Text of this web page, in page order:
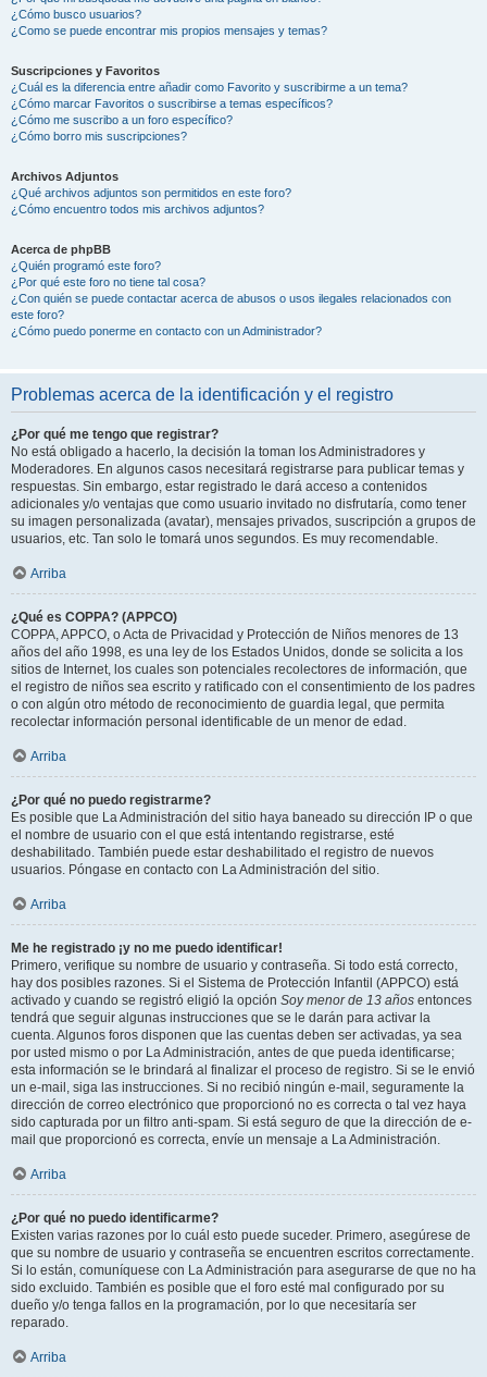
¿Cómo busco usuarios?
¿Como se puede encontrar mis propios mensajes y temas?
Suscripciones y Favoritos
¿Cuál es la diferencia entre añadir como Favorito y suscribirme a un tema?
¿Cómo marcar Favoritos o suscribirse a temas específicos?
¿Cómo me suscribo a un foro específico?
¿Cómo borro mis suscripciones?
Archivos Adjuntos
¿Qué archivos adjuntos son permitidos en este foro?
¿Cómo encuentro todos mis archivos adjuntos?
Acerca de phpBB
¿Quién programó este foro?
¿Por qué este foro no tiene tal cosa?
¿Con quién se puede contactar acerca de abusos o usos ilegales relacionados con
este foro?
¿Cómo puedo ponerme en contacto con un Administrador?
Problemas acerca de la identificación y el registro
¿Por qué me tengo que registrar?
No está obligado a hacerlo, la decisión la toman los Administradores y
Moderadores. En algunos casos necesitará registrarse para publicar temas y
respuestas. Sin embargo, estar registrado le dará acceso a contenidos
adicionales y/o ventajas que como usuario invitado no disfrutaría, como tener
su imagen personalizada (avatar), mensajes privados, suscripción a grupos de
usuarios, etc. Tan solo le tomará unos segundos. Es muy recomendable.
Arriba
¿Qué es COPPA? (APPCO)
COPPA, APPCO, o Acta de Privacidad y Protección de Niños menores de 13
años del año 1998, es una ley de los Estados Unidos, donde se solicita a los
sitios de Internet, los cuales son potenciales recolectores de información, que
el registro de niños sea escrito y ratificado con el consentimiento de los padres
o con algún otro método de reconocimiento de guardia legal, que permita
recolectar información personal identificable de un menor de edad.
Arriba
¿Por qué no puedo registrarme?
Es posible que La Administración del sitio haya baneado su dirección IP o que
el nombre de usuario con el que está intentando registrarse, esté
deshabilitado. También puede estar deshabilitado el registro de nuevos
usuarios. Póngase en contacto con La Administración del sitio.
Arriba
Me he registrado ¡y no me puedo identificar!
Primero, verifique su nombre de usuario y contraseña. Si todo está correcto,
hay dos posibles razones. Si el Sistema de Protección Infantil (APPCO) está
activado y cuando se registró eligió la opción Soy menor de 13 años entonces
tendrá que seguir algunas instrucciones que se le darán para activar la
cuenta. Algunos foros disponen que las cuentas deben ser activadas, ya sea
por usted mismo o por La Administración, antes de que pueda identificarse;
esta información se le brindará al finalizar el proceso de registro. Si se le envió
un e-mail, siga las instrucciones. Si no recibió ningún e-mail, seguramente la
dirección de correo electrónico que proporcionó no es correcta o tal vez haya
sido capturada por un filtro anti-spam. Si está seguro de que la dirección de e-
mail que proporcionó es correcta, envíe un mensaje a La Administración.
Arriba
¿Por qué no puedo identificarme?
Existen varias razones por lo cuál esto puede suceder. Primero, asegúrese de
que su nombre de usuario y contraseña se encuentren escritos correctamente.
Si lo están, comuníquese con La Administración para asegurarse de que no ha
sido excluido. También es posible que el foro esté mal configurado por su
dueño y/o tenga fallos en la programación, por lo que necesitaría ser
reparado.
Arriba